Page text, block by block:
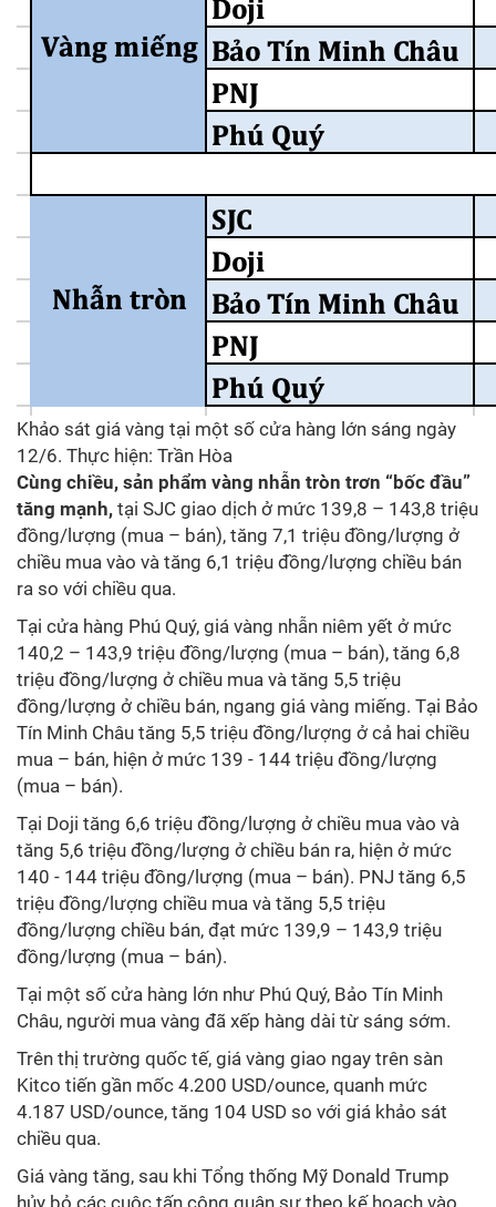
Khảo sát giá vàng tại một số cửa hàng lớn sáng ngày
12/6. Thực hiện: Trần Hòa
Cùng chiều, sản phẩm vàng nhẫn tròn trơn “bốc đầu”
tăng mạnh, tại SJC giao dịch ở mức 139,8 – 143,8 triệu
đồng/lượng (mua – bán), tăng 7,1 triệu đồng/lượng ở
chiều mua vào và tăng 6,1 triệu đồng/lượng chiều bán
ra so với chiều qua.
Tại cửa hàng Phú Quý, giá vàng nhẫn niêm yết ở mức
140,2 – 143,9 triệu đồng/lượng (mua – bán), tăng 6,8
triệu đồng/lượng ở chiều mua và tăng 5,5 triệu
đồng/lượng ở chiều bán, ngang giá vàng miếng. Tại Bảo
Tín Minh Châu tăng 5,5 triệu đồng/lượng ở cả hai chiều
mua – bán, hiện ở mức 139 - 144 triệu đồng/lượng
(mua – bán).
Tại Doji tăng 6,6 triệu đồng/lượng ở chiều mua vào và
tăng 5,6 triệu đồng/lượng ở chiều bán ra, hiện ở mức
140 - 144 triệu đồng/lượng (mua – bán). PNJ tăng 6,5
triệu đồng/lượng chiều mua và tăng 5,5 triệu
đồng/lượng chiều bán, đạt mức 139,9 – 143,9 triệu
đồng/lượng (mua – bán).
Tại một số cửa hàng lớn như Phú Quý, Bảo Tín Minh
Châu, người mua vàng đã xếp hàng dài từ sáng sớm.
Trên thị trường quốc tế, giá vàng giao ngay trên sàn
Kitco tiến gần mốc 4.200 USD/ounce, quanh mức
4.187 USD/ounce, tăng 104 USD so với giá khảo sát
chiều qua.
Giá vàng tăng, sau khi Tổng thống Mỹ Donald Trump
hủy bỏ các cuộc tấn công quân sự theo kế hoạch vào